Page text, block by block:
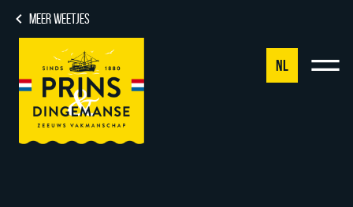
MEER WEETJES
NL